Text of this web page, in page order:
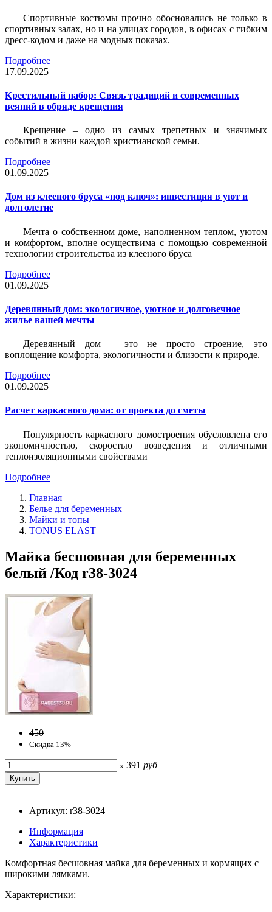
Спортивные костюмы прочно обосновались не только в
спортивных залах, но и на улицах городов, в офисах с гибким
дресс-кодом и даже на модных показах.
Подробнее
17.09.2025
Крестильный набор: Связь традиций и современных
веяний в обряде крещения
Крещение – одно из самых трепетных и значимых
событий в жизни каждой христианской семьи.
Подробнее
01.09.2025
Дом из клееного бруса «под ключ»: инвестиция в уют и
долголетие
Мечта о собственном доме, наполненном теплом, уютом
и комфортом, вполне осуществима с помощью современной
технологии строительства из клееного бруса
Подробнее
01.09.2025
Деревянный дом: экологичное, уютное и долговечное
жилье вашей мечты
Деревянный дом – это не просто строение, это
воплощение комфорта, экологичности и близости к природе.
Подробнее
01.09.2025
Расчет каркасного дома: от проекта до сметы
Популярность каркасного домостроения обусловлена его
экономичностью, скоростью возведения и отличными
теплоизоляционными свойствами
Подробнее
Главная
Белье для беременных
Майки и топы
TONUS ELAST
Майка бесшовная для беременных
белый /Код r38-3024
450
Скидка 13%
x 391 руб
Артикул: r38-3024
Информация
Характеристики
Комфортная бесшовная майка для беременных и кормящих с
широкими лямками.
Характеристики: